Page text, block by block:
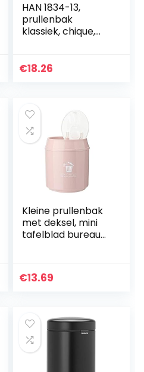
HAN 1834-13,
prullenbak
klassiek, chique,
stabiel met
€18.26
Kleine prullenbak
met deksel, mini
tafelblad bureau
slaapkamer
badkamer(Roze)
€13.69